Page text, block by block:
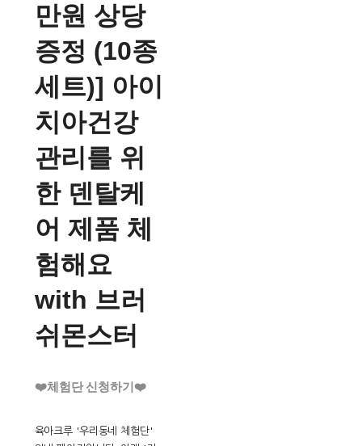
만원 상당
증정 (10종
세트)] 아이
치아건강
관리를 위
한 덴탈케
어 제품 체
험해요
with 브러
쉬몬스터
❤️체험단 신청하기❤️
육아크루 '우리동네 체험단'